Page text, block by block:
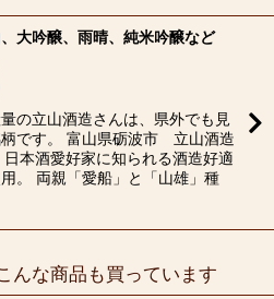
大吟醸、雨晴、純米吟醸など
の立山酒造さんは、県外でも見
です。 富山県砺波市 立山酒造
本酒愛好家に知られる酒造好適
。 両親「愛船」と「山雄」種
んな商品も買っています